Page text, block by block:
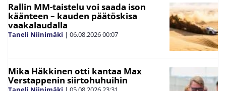
Rallin MM-taistelu voi saada ison
käänteen – kauden päätöskisa
vaakalaudalla
Taneli Niinimäki | 06.08.202600:07
Mika Häkkinen otti kantaa Max
Verstappenin siirtohuhuihin